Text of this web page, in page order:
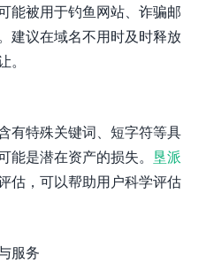
能被用于钓鱼网站、诈骗邮
建议在域名不用时及时释放
有特殊关键词、短字符等具
是潜在资产的损失。 垦派
估，可以帮助用户科学评估
服务